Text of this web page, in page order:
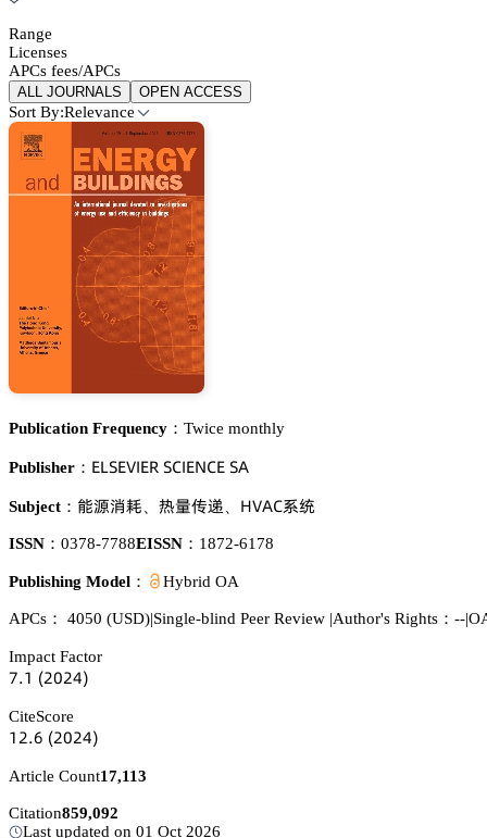
Range
Licenses
APCs fees/APCs
ALL JOURNALS OPEN ACCESS
Sort By:Relevance
Publication Frequency： Twice monthly
Publisher： 乊欄偌乊妯喊乊葤 偌。喊乊沟。乊 偌嵻
Subject： 㮝㡤螴鏕 獠䪆卢㵀 㡶妯嵻。忚㬾
ISSN： 0378-7788EISSN： 1872-6178
Publishing Model： Hybrid OA
APCs： 4050 (USD)|Single-blind Peer Review |Author's Rights：--|
Impact Factor
篫.声 (缗蔡缗鋺)
CiteScore
声缗.炆 (缗蔡缗鋺)
Article Count17,113
Citation859,092
Last updated on 01 Oct 2026